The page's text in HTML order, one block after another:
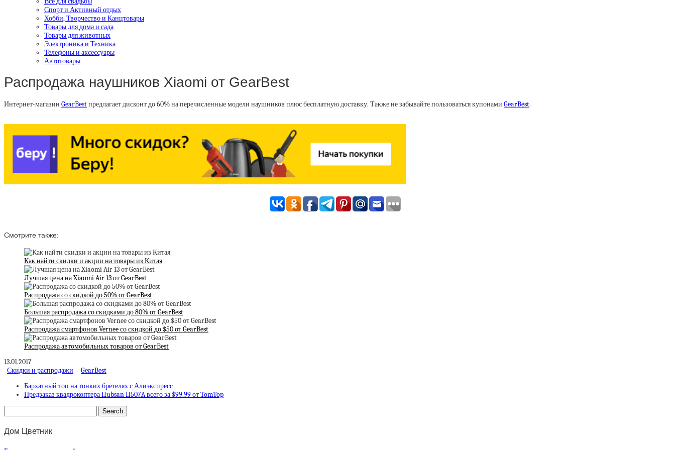
Спорт и Активный отдых
Хобби, Творчество и Канцтовары
Товары для дома и сада
Товары для животных
Электроника и Техника
Телефоны и аксессуары
Автотовары
Распродажа наушников Xiaomi от GearBest
Интернет-магазин GearBestпредлагает дисконт до 60% на перечисленные модели наушников плюс бесплатную доставку. Также не забывайте пользоваться купонами GearBest.
Смотрите также:
Как найти скидки и акции на товары из Китая
Лучшая цена на Xiaomi Air 13 от GearBest
Распродажа со скидкой до 50% от GearBest
Большая распродажа со скидками до 80% от GearBest
Распродажа смартфонов Vernee со скидкой до $50 от GearBest
Распродажа автомобильных товаров от GearBest
13.01.2017
Скидки и распродажи
GearBest
Бархатный топ на тонких бретелях с Алиэкспресс
Предзаказ квадрокоптера Hubsan H507A всего за $99.99 от TomTop
Дом Цветник